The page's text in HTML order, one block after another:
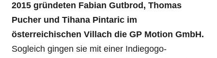
2015 gründeten Fabian Gutbrod, Thomas
Pucher und Tihana Pintaric im
österreichischen Villach die GP Motion GmbH.
Sogleich gingen sie mit einer Indiegogo-